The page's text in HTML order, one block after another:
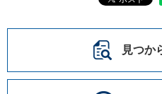
見つか